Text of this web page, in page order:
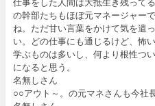
の幹部たちもほぼ元マネージャー
ね。ただ甘い言葉をかけて気を遣
い。どの仕事にも通じるけど、怖
学ぶものは多いし、何より根性つ
になると思う。
名無しさん
○○アウト～。の元マネさんも今社